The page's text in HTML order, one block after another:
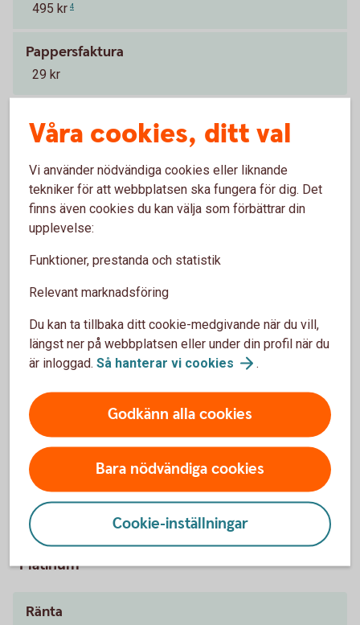
495 kr 4
Pappersfaktura
29 kr
Visa mer
Räntan är per år. Tillbaka
Gäller vid 70 000 kr
För kunder som inte redan har reducerad
Ordinarie årsavgift. Tillbaka
Entercard Group AB är kreditgivare av betal- och
kreditkortet ovan. Swedbank AB och sparbankerna
samarbetar med Entercard Group AB och är
kreditförmedlare avseende betal- och kreditkorten.
Betal- och kreditkort MastercardGuld
Pris för Betal- och kreditkort Mastercard
Platinum
Ränta
Våra cookies, ditt val
Vi använder nödvändiga cookies eller liknande
tekniker för att webbplatsen ska fungera för dig. Det
finns även cookies du kan välja som förbättrar din
upplevelse:
Funktioner, prestanda och statistik
Relevant marknadsföring
Du kan ta tillbaka ditt cookie-medgivande när du vill,
längst ner på webbplatsen eller under din profil när du
är inloggad. Så hanterar vi cookies .
Godkänn alla cookies
Bara nödvändiga cookies
Cookie-inställningar